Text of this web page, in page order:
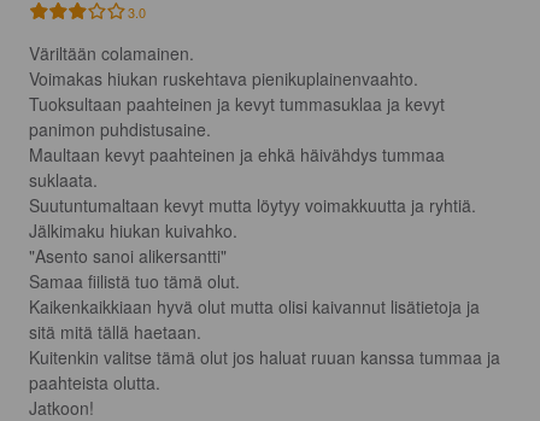
3.0
Väriltään colamainen.
Voimakas hiukan ruskehtava pienikuplainenvaahto.
Tuoksultaan paahteinen ja kevyt tummasuklaa ja kevyt
panimon puhdistusaine.
Maultaan kevyt paahteinen ja ehkä häivähdys tummaa
suklaata.
Suutuntumaltaan kevyt mutta löytyy voimakkuutta ja ryhtiä.
Jälkimaku hiukan kuivahko.
"Asento sanoi alikersantti"
Samaa fiilistä tuo tämä olut.
Kaikenkaikkiaan hyvä olut mutta olisi kaivannut lisätietoja ja
sitä mitä tällä haetaan.
Kuitenkin valitse tämä olut jos haluat ruuan kanssa tummaa ja
paahteista olutta.
Jatkoon!